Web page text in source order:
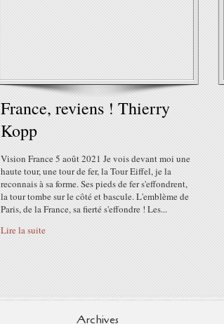
France, reviens ! Thierry
Kopp
Vision France 5 août 2021 Je vois devant moi une
haute tour, une tour de fer, la Tour Eiffel, je la
reconnais à sa forme. Ses pieds de fer s'effondrent,
la tour tombe sur le côté et bascule. L'emblème de
Paris, de la France, sa fierté s'effondre ! Les...
Lire la suite
Archives